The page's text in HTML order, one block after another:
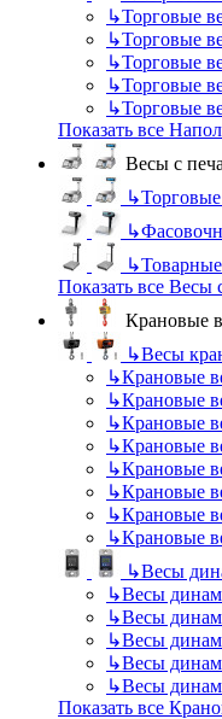
↳Торговые
↳Торговые
↳Торговые
↳Торговые
↳Торговые
Показать все
Весы с
↳
↳
↳
Показать все Весы
Крановые
↳Весы
↳Крановые
↳Крановые
↳Крановые
↳Крановые
↳Крановые
↳Крановые
↳Крановые
↳Крановые
↳Весы
↳Весы
↳Весы
↳Весы
↳Весы
↳Весы
Показать все